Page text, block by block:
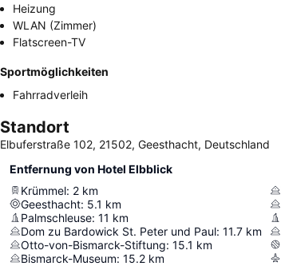
Heizung
WLAN (Zimmer)
Flatscreen-TV
Sportmöglichkeiten
Fahrradverleih
Standort
Elbuferstraße 102, 21502, Geesthacht, Deutschland
Entfernung von Hotel Elbblick
Krümmel: 2 km
Geesthacht: 5.1 km
Palmschleuse: 11 km
Dom zu Bardowick St. Peter und Paul: 11.7 km
Otto-von-Bismarck-Stiftung: 15.1 km
Bismarck-Museum: 15.2 km